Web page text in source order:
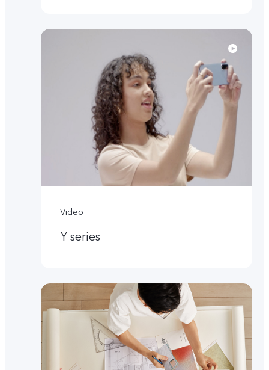
Video
Y series